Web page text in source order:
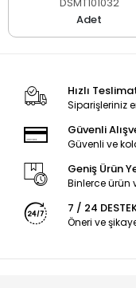
SÜZGECİ
SÜPER AYNA Q32
DSMT101032
Adet
Hızlı
Siparişleriniz
Güvenli
Güvenli ve
Geniş Ürün
Binlerce ürün
7 / 24
Öneri ve